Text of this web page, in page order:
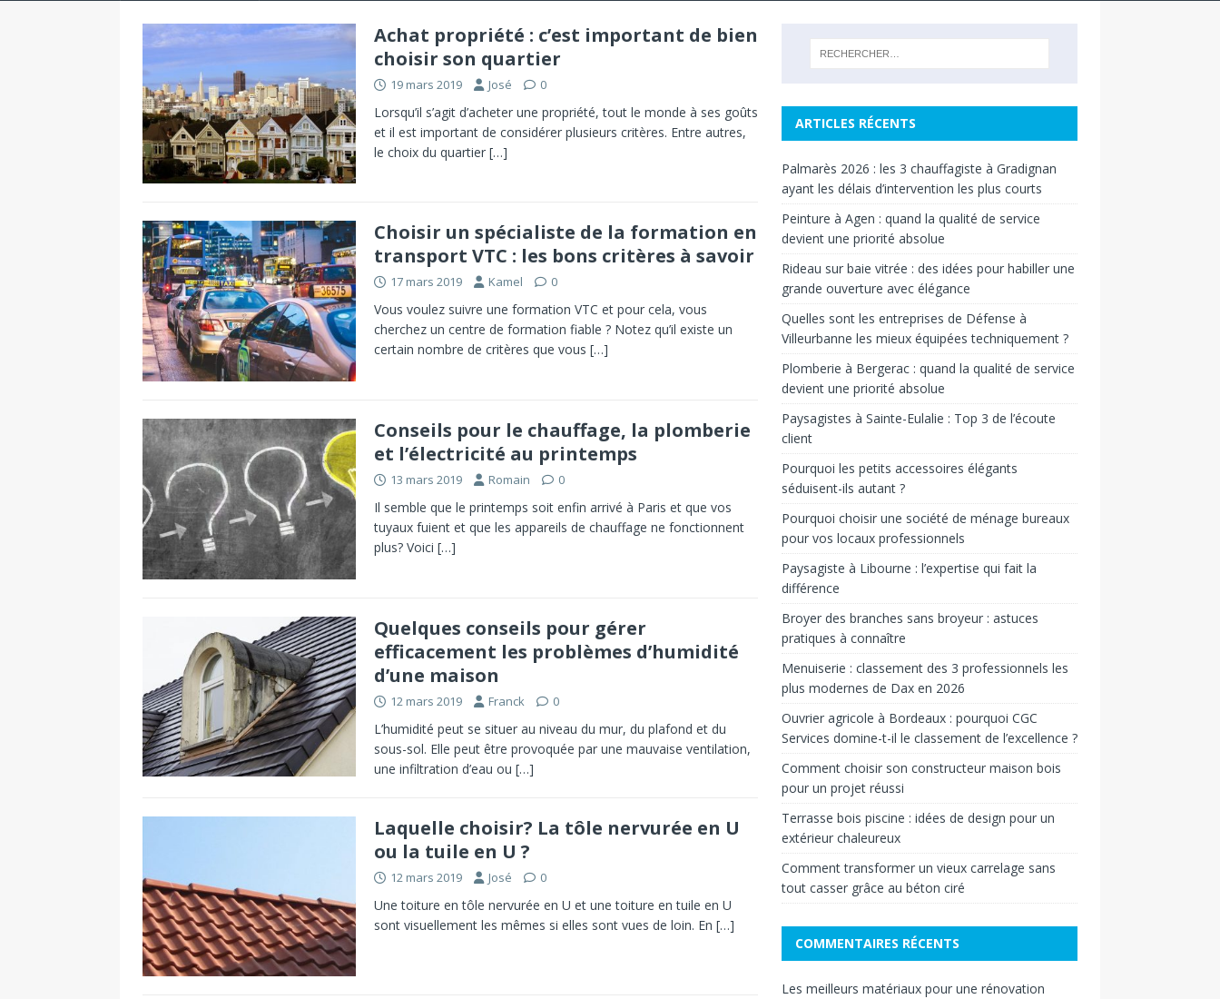
Achat propriété : c’est important de bien
choisir son quartier
19 mars 2019 José 0
Lorsqu’il s’agit d’acheter une propriété, tout le monde à ses goûts
et il est important de considérer plusieurs critères. Entre autres,
le choix du quartier […]
Choisir un spécialiste de la formation en
transport VTC : les bons critères à savoir
17 mars 2019 Kamel 0
Vous voulez suivre une formation VTC et pour cela, vous
cherchez un centre de formation fiable ? Notez qu’il existe un
certain nombre de critères que vous […]
Conseils pour le chauffage, la plomberie
et l’électricité au printemps
13 mars 2019 Romain 0
Il semble que le printemps soit enfin arrivé à Paris et que vos
tuyaux fuient et que les appareils de chauffage ne fonctionnent
plus? Voici […]
Quelques conseils pour gérer
efficacement les problèmes d’humidité
d’une maison
12 mars 2019 Franck 0
L’humidité peut se situer au niveau du mur, du plafond et du
sous-sol. Elle peut être provoquée par une mauvaise ventilation,
une infiltration d’eau ou […]
Laquelle choisir? La tôle nervurée en U
ou la tuile en U ?
12 mars 2019 José 0
Une toiture en tôle nervurée en U et une toiture en tuile en U
sont visuellement les mêmes si elles sont vues de loin. En […]
ARTICLES RÉCENTS
Palmarès 2026 : les 3 chauffagiste à Gradignan
ayant les délais d’intervention les plus courts
Peinture à Agen : quand la qualité de service
devient une priorité absolue
Rideau sur baie vitrée : des idées pour habiller une
grande ouverture avec élégance
Quelles sont les entreprises de Défense à
Villeurbanne les mieux équipées techniquement ?
Plomberie à Bergerac : quand la qualité de service
devient une priorité absolue
Paysagistes à Sainte-Eulalie : Top 3 de l’écoute
client
Pourquoi les petits accessoires élégants
séduisent-ils autant ?
Pourquoi choisir une société de ménage bureaux
pour vos locaux professionnels
Paysagiste à Libourne : l’expertise qui fait la
différence
Broyer des branches sans broyeur : astuces
pratiques à connaître
Menuiserie : classement des 3 professionnels les
plus modernes de Dax en 2026
Ouvrier agricole à Bordeaux : pourquoi CGC
Services domine-t-il le classement de l’excellence ?
Comment choisir son constructeur maison bois
pour un projet réussi
Terrasse bois piscine : idées de design pour un
extérieur chaleureux
Comment transformer un vieux carrelage sans
tout casser grâce au béton ciré
COMMENTAIRES RÉCENTS
Les meilleurs matériaux pour une rénovation